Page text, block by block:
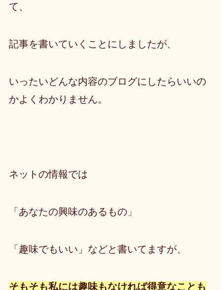
て、
記事を書いていくことにしましたが、
いったいどんな内容のブログにしたらいいの
かよくわかりません。
ネットの情報では
「あなたの興味のあるもの」
「趣味でもいい」などと書いてますが、
そもそも私には趣味もなければ得意なことも